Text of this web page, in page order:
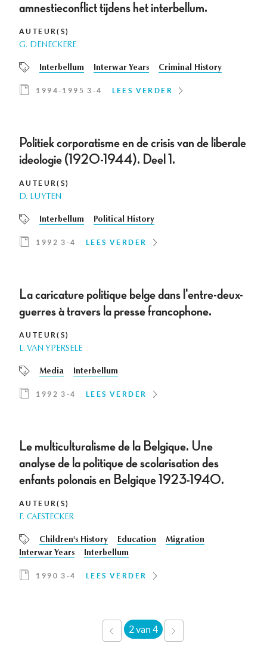
amnestieconflict tijdens het interbellum.
AUTEUR(S)
G. DENECKERE
Interbellum Interwar Years Criminal History
1994-1995 3-4 LEES VERDER
Politiek corporatisme en de crisis van de liberale
ideologie (1920-1944). Deel 1.
AUTEUR(S)
D. LUYTEN
Interbellum Political History
1992 3-4 LEES VERDER
La caricature politique belge dans l'entre-deux-
guerres à travers la presse francophone.
AUTEUR(S)
L. VAN YPERSELE
Media Interbellum
1992 3-4 LEES VERDER
Le multiculturalisme de la Belgique. Une
analyse de la politique de scolarisation des
enfants polonais en Belgique 1923-1940.
AUTEUR(S)
F. CAESTECKER
Children's History Education
Migration
Interwar Years
Interbellum
1990 3-4 LEES VERDER
‹
VORIGE
2 van 4